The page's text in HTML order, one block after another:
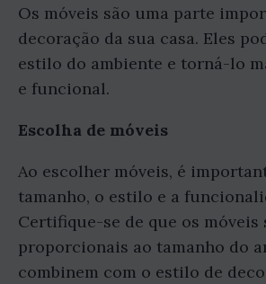
Os móveis são uma parte
decoração da sua casa. Eles
estilo do ambiente e torná-lo
e funcional.
Escolha de móveis
Ao escolher móveis, é
tamanho, o estilo e a
Certifique-se de que os móveis
proporcionais ao tamanho do
combinem com o estilo de